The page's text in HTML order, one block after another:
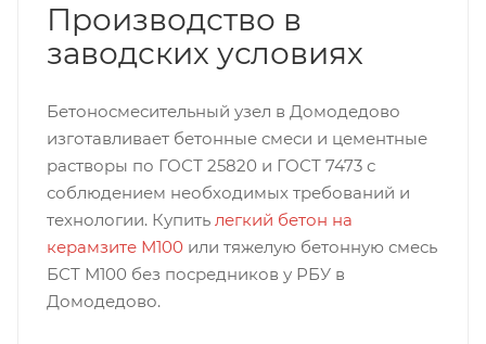
Производство в
заводских условиях
Бетоносмесительный узел в Домодедово
изготавливает бетонные смеси и цементные
растворы по ГОСТ 25820 и ГОСТ 7473 с
соблюдением необходимых требований и
технологии. Купить легкий бетон на
керамзите М100или тяжелую бетонную смесь
БСТ М100 без посредников у РБУ в
Домодедово.